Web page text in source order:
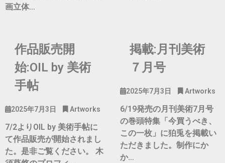
画立体…
作品販売開
始:OIL by 美術
手帖
2025年7月3日 Artworks
7/2よりOIL by 美術手帖に
て作品販売が開始されまし
た。是非ご覧ください。 木
掲載:月刊美術
７月号
2025年7月3日 Artworks
6/19発売の月刊美術7月号
の巻頭特集「今買うべき、
この一枚」に狛兎を掲載い
ただきました。制作にか
か…